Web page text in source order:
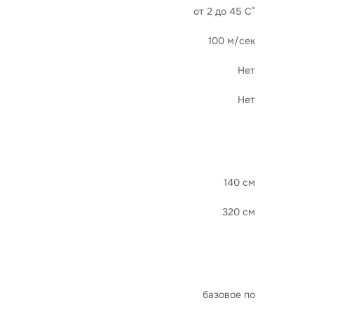
от 2 до 45 С°
100 м/сек
Нет
Нет
140 см
320 см
базовое по